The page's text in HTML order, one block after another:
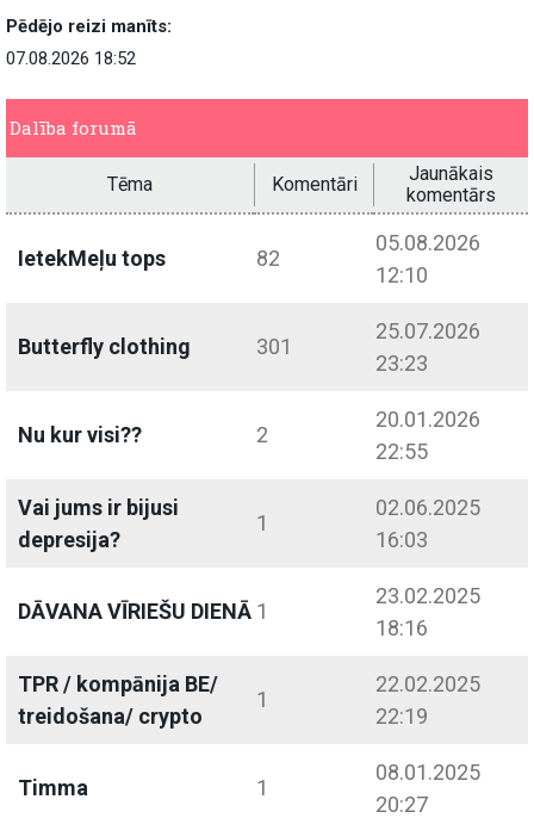
Pēdējo reizi manīts:
07.08.2026 18:52
Dalība forumā
Tēma Komentāri
Jaunākais
komentārs
IetekMeļu tops 82
05.08.2026
12:10
Butterfly clothing 301
25.07.2026
23:23
Nu kur visi?? 2
20.01.2026
22:55
Vai jums ir bijusi
depresija?
1
02.06.2025
16:03
DĀVANA VĪRIEŠU DIENĀ 1
23.02.2025
18:16
TPR / kompānija BE/
treidošana/ crypto
1
22.02.2025
22:19
Timma 1
08.01.2025
20:27